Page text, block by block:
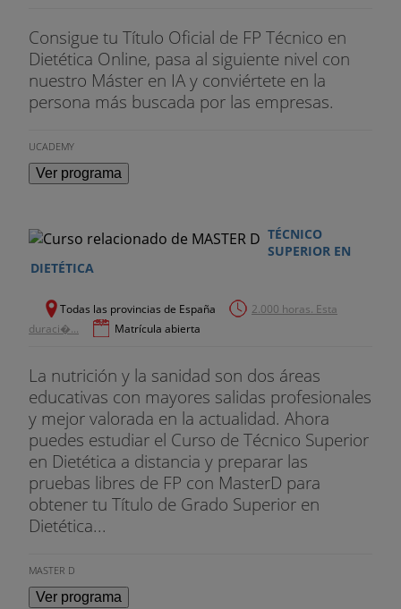
Consigue tu Título Oficial de FP Técnico en
Dietética Online, pasa al siguiente nivel con
nuestro Máster en IA y conviértete en la
persona más buscada por las empresas.
UCADEMY
Ver programa
TÉCNICO
SUPERIOR EN
DIETÉTICA
Todas las provincias de España
2.000 horas. Esta
duraci�...
Matrícula abierta
La nutrición y la sanidad son dos áreas
educativas con mayores salidas profesionales
y mejor valorada en la actualidad. Ahora
puedes estudiar el Curso de Técnico Superior
en Dietética a distancia y preparar las
pruebas libres de FP con MasterD para
obtener tu Título de Grado Superior en
Dietética...
MASTER D
Ver programa